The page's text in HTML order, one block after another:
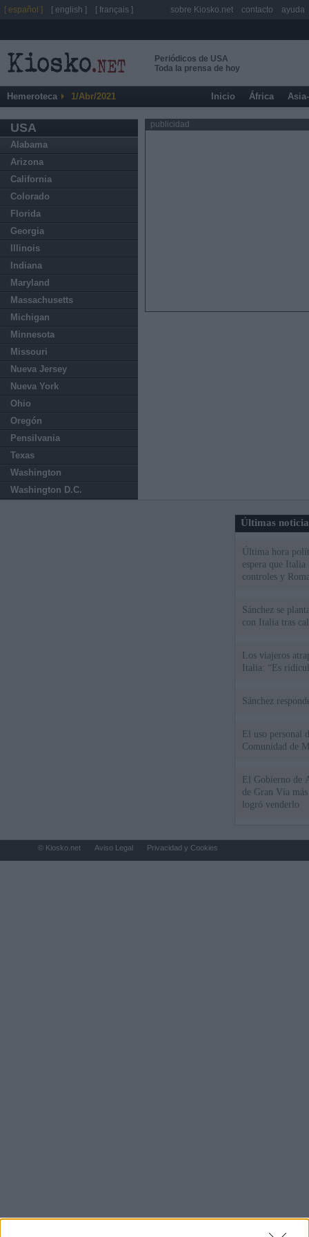
Periódicos de USA
Toda la prensa de hoy
Hemeroteca 1/Abr/2021 Inicio África
USA
Alabama
Arizona
California
Colorado
Florida
Georgia
Illinois
Indiana
Maryland
Massachusetts
Michigan
Minnesota
Missouri
Nueva Jersey
Nueva York
Ohio
Oregón
Pensilvania
Texas
Washington
Washington D.C.
publicidad
Últimas
Última hora
espera que
controles y
Sánchez se
con Italia tras
Los viajeros
Italia: “Es
Sánchez
El uso personal
Comunidad de
El Gobierno de
de Gran Vía
logró venderlo
[ español ] [ english ] [ français ] sobre Kiosko.net contacto ayuda
© Kiosko.net Aviso Legal Privacidad y Cookies